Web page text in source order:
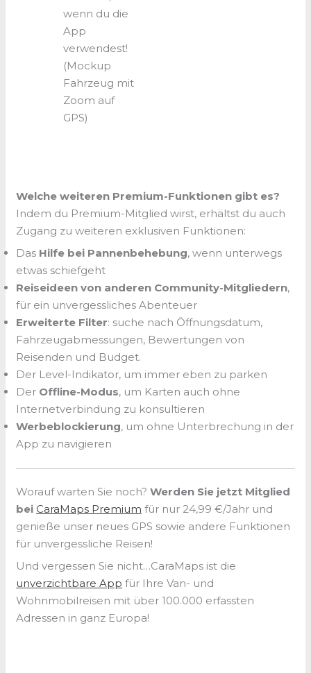
wenn du die
App
verwendest!
(Mockup
Fahrzeug mit
Zoom auf
GPS)
Welche weiteren Premium-Funktionen gibt es?
Indem du Premium-Mitglied wirst, erhältst du auch
Zugang zu weiteren exklusiven Funktionen:
Das Hilfe bei Pannenbehebung, wenn unterwegs
etwas schiefgeht
Reiseideen von anderen Community-Mitgliedern,
für ein unvergessliches Abenteuer
Erweiterte Filter: suche nach Öffnungsdatum,
Fahrzeugabmessungen, Bewertungen von
Reisenden und Budget.
Der Level-Indikator, um immer eben zu parken
Der Offline-Modus, um Karten auch ohne
Internetverbindung zu konsultieren
Werbeblockierung, um ohne Unterbrechung in der
App zu navigieren
Worauf warten Sie noch?Werden Sie jetzt Mitglied
bei CaraMaps Premium für nur 24,99 €/Jahr und
genieße unser neues GPS sowie andere Funktionen
für unvergessliche Reisen!
Und vergessen Sie nicht…CaraMaps ist die
unverzichtbare App für Ihre Van- und
Wohnmobilreisen mit über 100.000 erfassten
Adressen in ganz Europa!